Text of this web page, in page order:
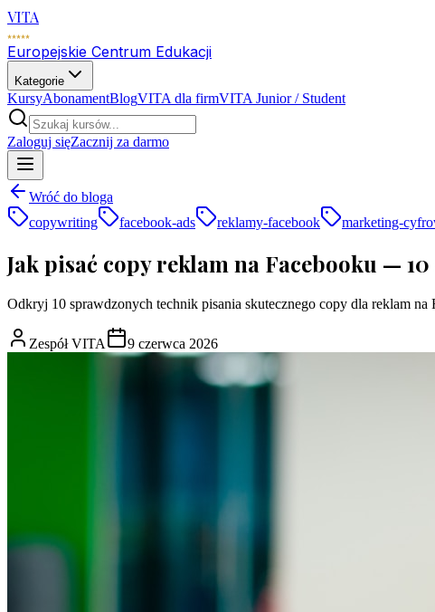
VITA
Europejskie Centrum Edukacji
Kategorie
KursyAbonamentBlogVITA dla firmVITA Junior / Student
Zaloguj sięZacznij za darmo
Wróć do bloga
copywriting
facebook-ads reklamy-facebook marketing-
Jak pisać copy reklam na Facebooku —
Odkryj 10 sprawdzonych technik pisania skutecznego copy dla reklam
Zespół VITA 9 czerwca 2026